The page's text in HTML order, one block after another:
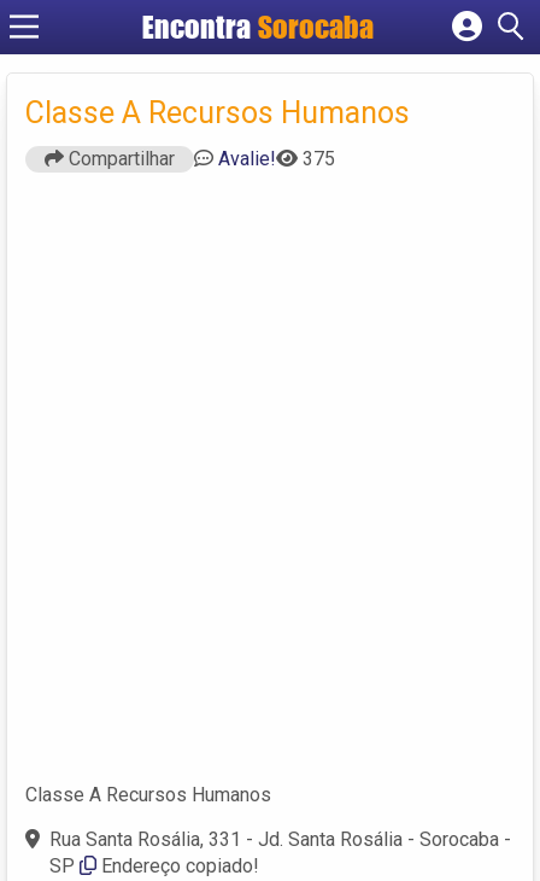
EncontraSorocaba
Cadastrar empresa
Criar conta
Classe A Recursos Humanos
Compartilhar Avalie! 375
Classe A Recursos Humanos
Rua Santa Rosália, 331 - Jd. Santa Rosália - Sorocaba -
SP
Endereço copiado!